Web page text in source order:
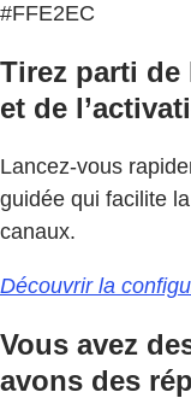
#FFE2EC
Tirez parti
et de
Lancez-vous
guidée qui facilite
canaux.
Découvrir la
Vous avez
avons des